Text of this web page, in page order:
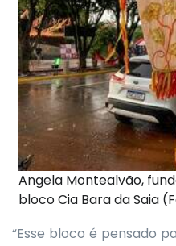
Angela Montealvão,
bloco Cia Bara da Saia
“Esse bloco é pensado